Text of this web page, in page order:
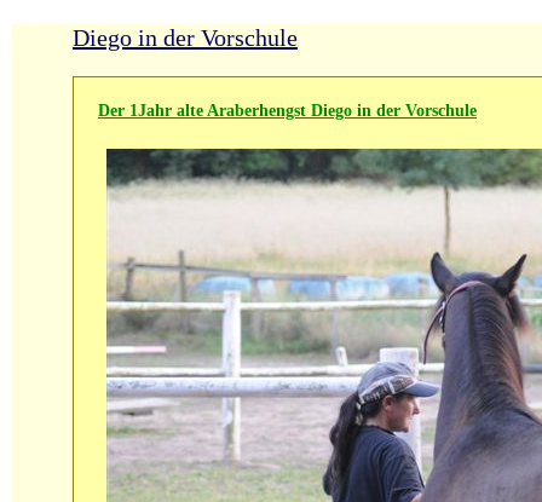
Diego in der Vorschule
Der 1Jahr alte Araberhengst Diego in der Vorschule